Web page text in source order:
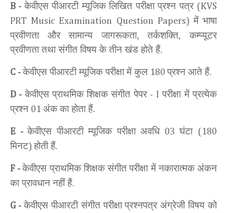
B - केवीएस पीआरटी म्यूजिक लिखित परीक्षा प्रश्न पत्र (KVS
PRT Music Examination Question Papers) में भाषा
प्रवीणता और सामान्य जागरूकता, तर्कशक्ति, कम्प्यूटर
प्रवीणता तथा संगीत विषय के तीन खंड होते हैं.
C - केवीएस पीआरटी म्यूजिक परीक्षा में कुल 180 प्रश्न आते हैं.
D - केवीएस प्राथमिक शिक्षक संगीत पेपर - I परीक्षा में प्रत्येक
प्रश्न 01 अंक का होता हैं.
E - केवीएस पीआरटी म्यूजिक परीक्षा अवधि 03 घंटा (180
मिनट) होती हैं.
F - केवीएस प्राथमिक शिक्षक संगीत परीक्षा में नकारात्मक अंकन
का प्रावधान नहीं हैं.
G - केवीएस पीआरटी संगीत परीक्षा प्रश्नपत्र अंग्रेजी विषय को